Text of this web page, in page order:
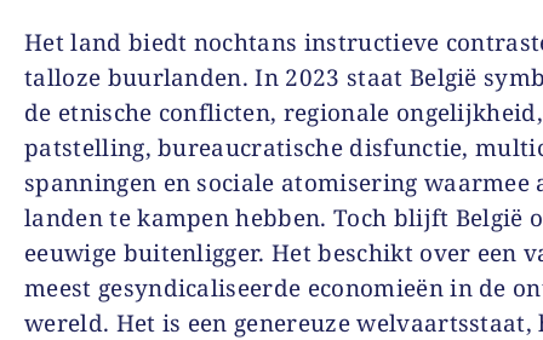
Het land biedt nochtans instructieve
talloze buurlanden. In 2023 staat België
de etnische conflicten, regionale
patstelling, bureaucratische disfunctie,
spanningen en sociale atomisering
landen te kampen hebben. Toch blijft België
eeuwige buitenligger. Het beschikt over een
meest gesyndicaliseerde economieën in de
wereld. Het is een genereuze welvaartsstaat,